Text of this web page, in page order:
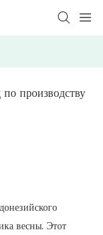
производству
весны. Этот